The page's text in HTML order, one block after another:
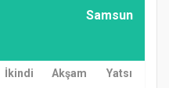
Samsun
İkindi Akşam
Yatsı